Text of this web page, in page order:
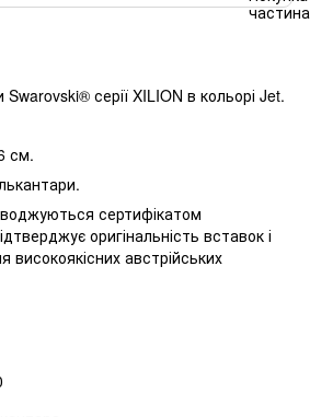
серії XILION в кольорі Jet.
см.
сертифікатом
оригінальність вставок і
високоякісних австрійських